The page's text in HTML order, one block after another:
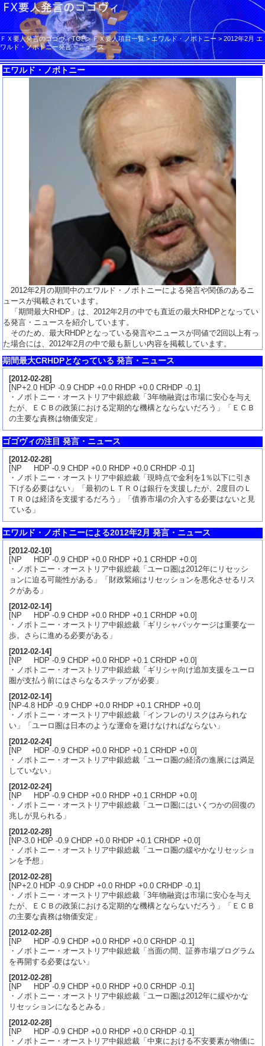
ＦＸ要人発言のゴゴヴィTOP>ＦＸ要人項目一覧>エワルド・ノボトニー > 2012年2月 エ
ワルド・ノボトニー発言・ニュース
エワルド・ノボトニー
2012年2月の期間中のエワルド・ノボトニーによる発言や関係のあるニ
ュースが掲載されています。
「期間最大RHDP」は、2012年2月の中でも直近の最大RHDPとなってい
る発言・ニュースを紹介しています。
そのため、最大RHDPとなっている発言やニュースが同値で2回以上有っ
た場合には、2012年2月の中で最も新しい内容を掲載しています。
期間最大CRHDPとなっている 発言・ニュース
[2012-02-28]
[NP+2.0 HDP -0.9 CHDP +0.0 RHDP +0.0 CRHDP -0.1]
・ノボトニー・オーストリア中銀総裁「3年物融資は市場に安心を与え
たが、ＥＣＢの政策における定期的な機構とならないだろう」「ＥＣＢ
の主要な責務は物価安定」
ゴゴヴィの注目 発言・ニュース
[2012-02-28]
[NP HDP -0.9 CHDP +0.0 RHDP +0.0 CRHDP -0.1]
・ノボトニー・オーストリア中銀総裁「現時点で金利を1％以下に引き
下げる必要はない」「最初のＬＴＲＯは銀行を支援したが、2度目のＬ
ＴＲＯは経済を支援するだろう」「債券市場の介入する必要はないと見
ている」
エワルド・ノボトニーによる2012年2月 発言・ニュース
[2012-02-10]
[NP HDP -0.9 CHDP +0.0 RHDP +0.1 CRHDP +0.0]
・ノボトニー・オーストリア中銀総裁「ユーロ圏は2012年にリセッシ
ョンに迫る可能性がある」「財政緊縮はリセッションを悪化させるリス
クがある」
[2012-02-14]
[NP HDP -0.9 CHDP +0.0 RHDP +0.1 CRHDP +0.0]
・ノボトニー・オーストリア中銀総裁「ギリシャパッケージは重要な一
歩。さらに進める必要がある」
[2012-02-14]
[NP HDP -0.9 CHDP +0.0 RHDP +0.1 CRHDP +0.0]
・ノボトニー・オーストリア中銀総裁「ギリシャ向け追加支援をユーロ
圏が支払う前にはさらなるステップが必要」
[2012-02-14]
[NP-4.8 HDP -0.9 CHDP +0.0 RHDP +0.1 CRHDP +0.0]
・ノボトニー・オーストリア中銀総裁「インフレのリスクはみられな
い」「ユーロ圏は日本のような運命を避けなければならない」
[2012-02-24]
[NP HDP -0.9 CHDP +0.0 RHDP +0.1 CRHDP +0.0]
・ノボトニー・オーストリア中銀総裁「ユーロ圏の経済の進展には満足
していない」
[2012-02-24]
[NP HDP -0.9 CHDP +0.0 RHDP +0.1 CRHDP +0.0]
・ノボトニー・オーストリア中銀総裁「ユーロ圏にはいくつかの回復の
兆しが見られる」
[2012-02-28]
[NP-3.0 HDP -0.9 CHDP +0.0 RHDP +0.1 CRHDP +0.0]
・ノボトニー・オーストリア中銀総裁「ユーロ圏の緩やかなリセッショ
ンを予想」
[2012-02-28]
[NP+2.0 HDP -0.9 CHDP +0.0 RHDP +0.0 CRHDP -0.1]
・ノボトニー・オーストリア中銀総裁「3年物融資は市場に安心を与え
たが、ＥＣＢの政策における定期的な機構とならないだろう」「ＥＣＢ
の主要な責務は物価安定」
[2012-02-28]
[NP HDP -0.9 CHDP +0.0 RHDP +0.0 CRHDP -0.1]
・ノボトニー・オーストリア中銀総裁「当面の間、証券市場プログラム
を再開する必要はない」
[2012-02-28]
[NP HDP -0.9 CHDP +0.0 RHDP +0.0 CRHDP -0.1]
・ノボトニー・オーストリア中銀総裁「ユーロ圏は2012年に緩やかな
リセッションになるとみる」
[2012-02-28]
[NP HDP -0.9 CHDP +0.0 RHDP +0.0 CRHDP -0.1]
・ノボトニー・オーストリア中銀総裁「中東における不安要素が物価に